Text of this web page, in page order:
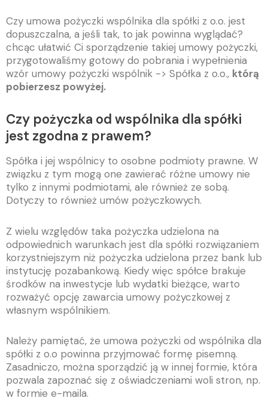
Czy umowa pożyczki wspólnika dla spółki z o.o. jest
dopuszczalna, a jeśli tak, to jak powinna wyglądać?
chcąc ułatwić Ci sporządzenie takiej umowy pożyczki,
przygotowaliśmy gotowy do pobrania i wypełnienia
wzór umowy pożyczki wspólnik -> Spółka z o.o., którą
pobierzesz powyżej.
Czy pożyczka od wspólnika dla spółki
jest zgodna z prawem?
Spółka i jej wspólnicy to osobne podmioty prawne. W
związku z tym mogą one zawierać różne umowy nie
tylko z innymi podmiotami, ale również ze sobą.
Dotyczy to również umów pożyczkowych.
Z wielu względów taka pożyczka udzielona na
odpowiednich warunkach jest dla spółki rozwiązaniem
korzystniejszym niż pożyczka udzielona przez bank lub
instytucję pozabankową. Kiedy więc spółce brakuje
środków na inwestycje lub wydatki bieżące, warto
rozważyć opcję zawarcia umowy pożyczkowej z
własnym wspólnikiem.
Należy pamiętać, że umowa pożyczki od wspólnika dla
spółki z o.o powinna przyjmować formę pisemną.
Zasadniczo, można sporządzić ją w innej formie, która
pozwala zapoznać się z oświadczeniami woli stron, np.
w formie e-maila.